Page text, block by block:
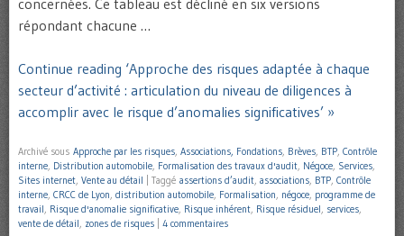
concernées. Ce tableau est décliné en six versions
répondant chacune …
Continue reading ‘Approche des risques adaptée à chaque
secteur d’activité : articulation du niveau de diligences à
accomplir avec le risque d’anomalies significatives’ »
Archivé sous Approche par les risques, Associations, Fondations, Brèves, BTP, Contrôle
interne, Distribution automobile, Formalisation des travaux d'audit, Négoce, Services,
Sites internet, Vente au détail Taggé assertions d’audit, associations, BTP, Contrôle
interne, CRCC de Lyon, distribution automobile, Formalisation, négoce, programme de
travail, Risque d'anomalie significative, Risque inhérent, Risque résiduel, services,
vente de détail, zones de risques 4 commentaires